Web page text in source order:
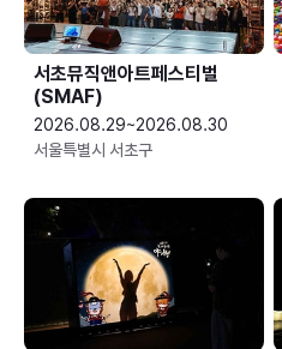
서초뮤직앤아트페스티벌
(SMAF)
2026.08.29~2026.08.30
서울특별시 서초구